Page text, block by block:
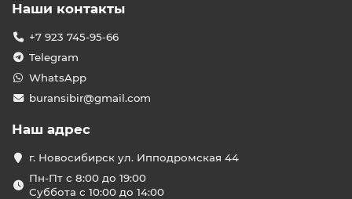
Наши контакты
+7 923 745-95-66
Telegram
WhatsApp
buransibir@gmail.com
Наш адрес
г. Новосибирск ул. Ипподромская 44
Пн-Пт с 8:00 до 19:00
Суббота с 10:00 до 14:00